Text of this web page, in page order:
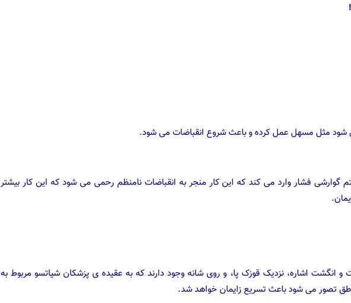
شود مثل مسهل عمل کرده و باعث شروع انقباضات می شود.
گوارشی فشار وارد می کند که این کار منجر به انقباضات نامنظم رحمی می شود که این کار بیشتر
اشاره، نزدیک قوزک پا، و روی شانه وجود دارند که به عقیده ی پزشکان شیاتسو مربوط به
تصور می شود باعث تسریع زایمان خواهد شد.